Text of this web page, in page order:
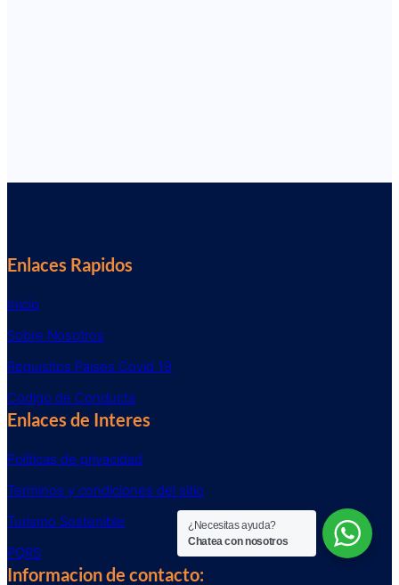
Enlaces Rapidos
Inicio
Sobre Nosotros
Requisitos Paises Covid 19
Codigo de Conducta
Enlaces de Interes
Políticas de privacidad
Terminos y condiciones del sitio
Turismo Sostenible
PQRS
Informacion de contacto:
¿Necesitas ayuda?
Chatea con nosotros